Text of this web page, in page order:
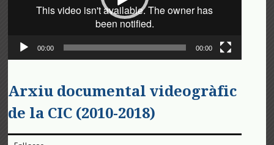
00:00 00:00
Arxiu documental videogràfic
de la CIC (2010-2018)